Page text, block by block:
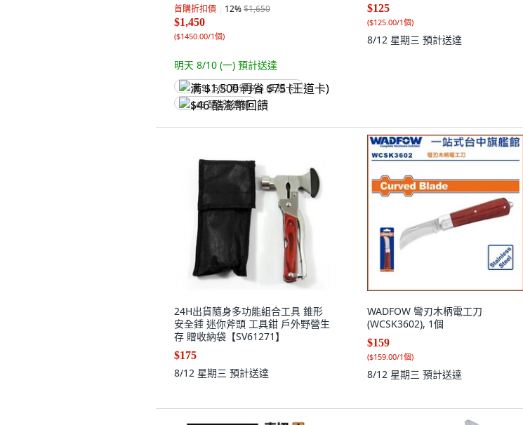
首購折扣價 12%$1,650
$1,450
($1450.00/1個)
明天 8/10 (一) 預計送達
满 $1,500 再省 $75 (王道卡)
$46 酷澎幣回饋
$125
($125.00/1個)
8/12 星期三 預計送達
24H出貨隨身多功能組合工具 錐形
安全錘 迷你斧頭 工具鉗 戶外野營生
存 贈收納袋【SV61271】
$175
8/12 星期三 預計送達
WADFOW 彎刃木柄電工刀
(WCSK3602), 1個
$159
($159.00/1個)
8/12 星期三 預計送達